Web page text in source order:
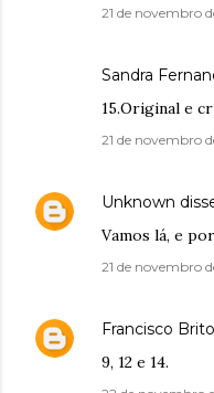
21 de novembro
Sandra
15.Original e
21 de novembro
Unknown
Vamos lá, e
21 de novembro
Francisco Brito
9, 12 e 14.